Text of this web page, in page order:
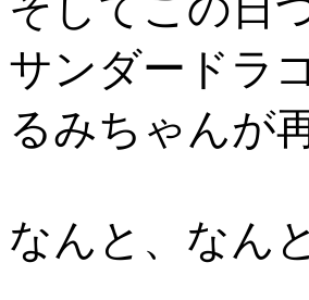
サンダードラ
るみちゃんが
なんと、なん